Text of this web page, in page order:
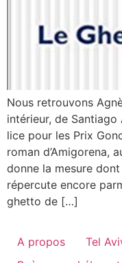
Nous retrouvons
intérieur, de Santiago
lice pour les Prix
roman d’Amigorena,
donne la mesure
répercute encore
ghetto de […]
A propos
Tel